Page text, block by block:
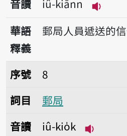
音讀
iû-kiānn
播放
華語
釋義
郵局人員遞送的
序號8郵局
序號
8
詞目
郵局
音讀
iû-kio̍k